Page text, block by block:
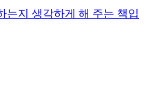
는지 생각하게 해 주는 책입